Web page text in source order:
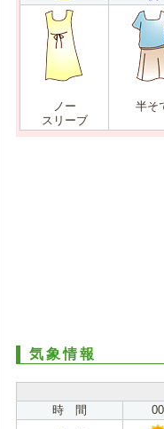
ノー
スリーブ
半そ
気象情報
時 間
00